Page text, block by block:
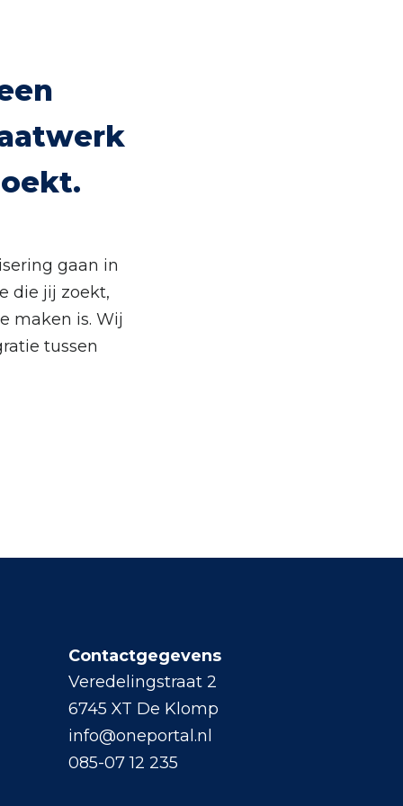
gaan in
die jij zoekt,
maken is. Wij
tussen
Contactgegevens
Veredelingstraat 2
6745 XT De Klomp
info@oneportal.nl
085-07 12 235